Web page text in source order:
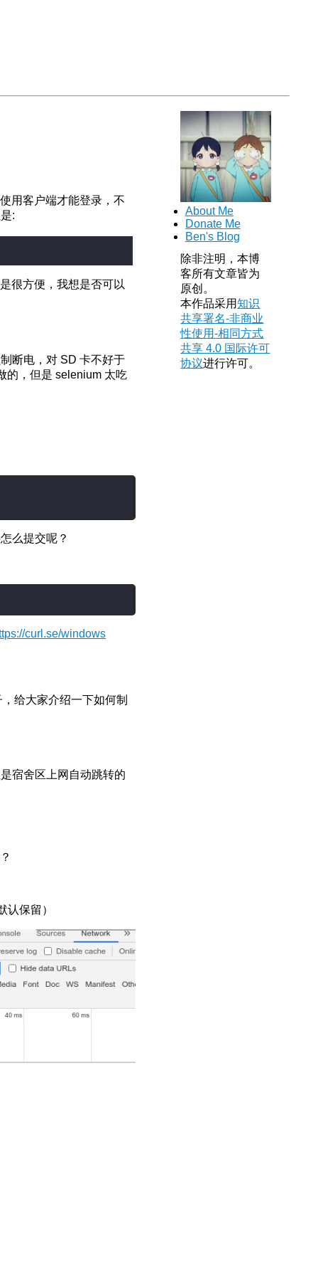
用客户端才能登录，不
:
很方便，我想是否可以
断电，对 SD 卡不好于
的，但是 selenium 太吃
么提交呢？
curl.se/windows
给大家介绍一下如何制
宿舍区上网自动跳转的
认保留）
About Me
Donate Me
Ben's Blog
除非注明，本博
客所有文章皆为
原创。
本作品采用知识
共享署名-非商业
性使用-相同方式
共享 4.0 国际许可
协议进行许可。